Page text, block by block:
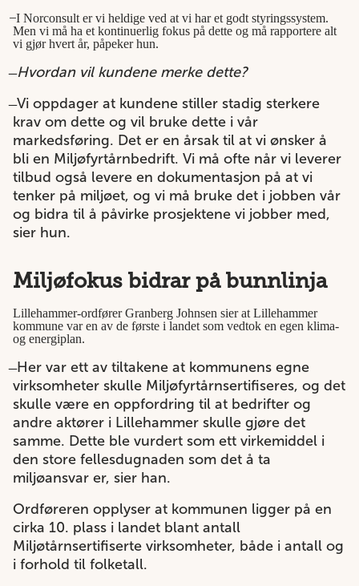
̶ I Norconsult er vi heldige ved at vi har et godt styringssystem.
Men vi må ha et kontinuerlig fokus på dette og må rapportere alt
vi gjør hvert år, påpeker hun.
̶ Hvordan vil kundene merke dette?
̶ Vi oppdager at kundene stiller stadig sterkere
krav om dette og vil bruke dette i vår
markedsføring. Det er en årsak til at vi ønsker å
bli en Miljøfyrtårnbedrift. Vi må ofte når vi leverer
tilbud også levere en dokumentasjon på at vi
tenker på miljøet, og vi må bruke det i jobben vår
og bidra til å påvirke prosjektene vi jobber med,
sier hun.
Miljøfokus bidrar på bunnlinja
Lillehammer-ordfører Granberg Johnsen sier at Lillehammer
kommune var en av de første i landet som vedtok en egen klima-
og energiplan.
̶ Her var ett av tiltakene at kommunens egne
virksomheter skulle Miljøfyrtårnsertifiseres, og det
skulle være en oppfordring til at bedrifter og
andre aktører i Lillehammer skulle gjøre det
samme. Dette ble vurdert som ett virkemiddel i
den store fellesdugnaden som det å ta
miljøansvar er, sier han.
Ordføreren opplyser at kommunen ligger på en
cirka 10. plass i landet blant antall
Miljøtårnsertifiserte virksomheter, både i antall og
i forhold til folketall.